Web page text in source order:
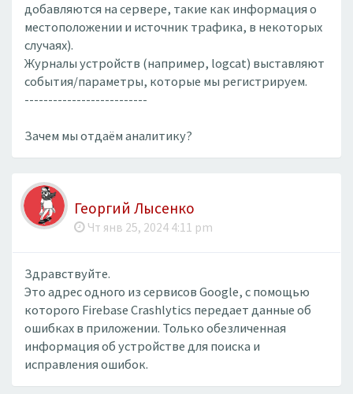
добавляются на сервере, такие как информация о
местоположении и источник трафика, в некоторых
случаях).
Журналы устройств (например, logcat) выставляют
события/параметры, которые мы регистрируем.
--------------------------
Зачем мы отдаём аналитику?
Георгий Лысенко
Чт янв 25, 2024 4:11 pm
Здравствуйте.
Это адрес одного из сервисов Google, с помощью
которого Firebase Crashlytics передает данные об
ошибках в приложении. Только обезличенная
информация об устройстве для поиска и
исправления ошибок.